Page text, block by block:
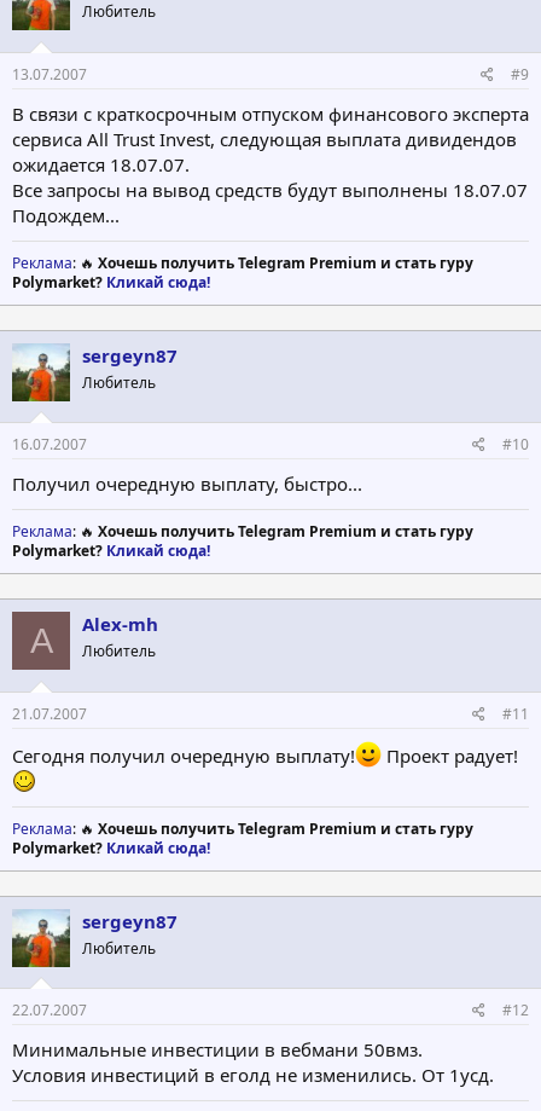
Любитель
13.07.2007 #9
В связи с краткосрочным отпуском финансового эксперта
сервиса All Trust Invest, следующая выплата дивидендов
ожидается 18.07.07.
Все запросы на вывод средств будут выполнены 18.07.07
Подождем...
Реклама: 🔥 Хочешь получить Telegram Premium и стать гуру
Polymarket? Кликай сюда!
sergeyn87
Любитель
16.07.2007 #10
Получил очередную выплату, быстро...
Реклама: 🔥 Хочешь получить Telegram Premium и стать гуру
Polymarket? Кликай сюда!
A Alex-mh
Любитель
21.07.2007 #11
Сегодня получил очередную выплату! Проект радует!
Реклама: 🔥 Хочешь получить Telegram Premium и стать гуру
Polymarket? Кликай сюда!
sergeyn87
Любитель
22.07.2007 #12
Минимальные инвестиции в вебмани 50вмз.
Условия инвестиций в еголд не изменились. От 1усд.